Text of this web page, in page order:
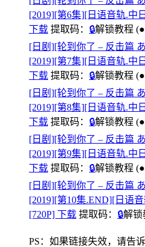
[2019][第6集][日语音轨.中
下载 提取码： 🔒解锁教程
[日剧][轮到你了 – 反击篇
[2019][第7集][日语音轨.中
下载 提取码： 🔒解锁教程
[日剧][轮到你了 – 反击篇
[2019][第8集][日语音轨.中
下载 提取码： 🔒解锁教程
[日剧][轮到你了 – 反击篇
[2019][第9集][日语音轨.中
下载 提取码： 🔒解锁教程
[日剧][轮到你了 – 反击篇
[2019][第10集.END][日语
[720P] 下载 提取码： 🔒解锁
PS：如果链接失效，请告